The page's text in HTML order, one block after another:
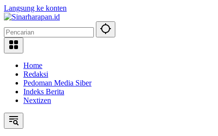
Langsung ke konten
Home
Redaksi
Pedoman Media Siber
Indeks Berita
Nextizen